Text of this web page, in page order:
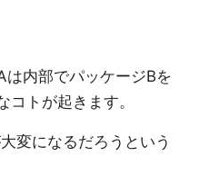
内部でパッケージBを
トが起きます。
変になるだろうという